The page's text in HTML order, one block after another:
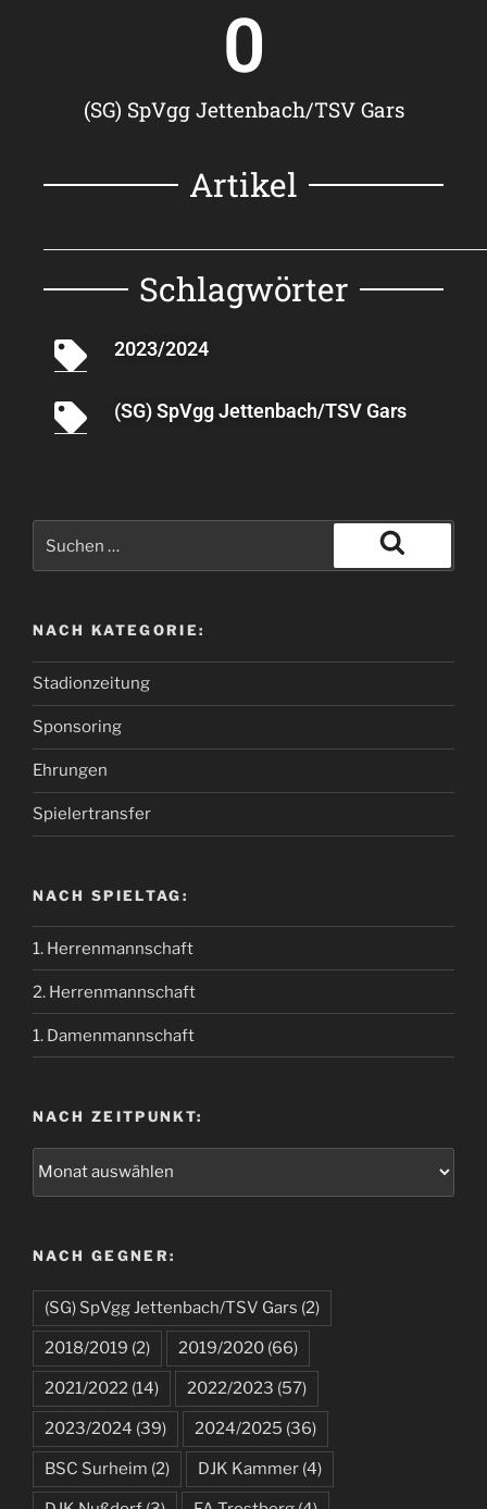
(SG) SpVgg Jettenbach/TSV Gars
0
Artikel
Schlagwörter
2023/2024
(SG) SpVgg Jettenbach/TSV Gars
NACH KATEGORIE:
Stadionzeitung
Sponsoring
Ehrungen
Spielertransfer
NACH SPIELTAG:
1. Herrenmannschaft
2. Herrenmannschaft
1. Damenmannschaft
NACH ZEITPUNKT:
NACH GEGNER:
(SG) SpVgg Jettenbach/TSV Gars (2)
2018/2019 (2) 2019/2020 (66)
2021/2022 (14) 2022/2023 (57)
2023/2024 (39) 2024/2025 (36)
BSC Surheim (2) DJK Kammer (4)